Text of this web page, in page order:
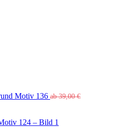
Motiv 136 ab39,00€